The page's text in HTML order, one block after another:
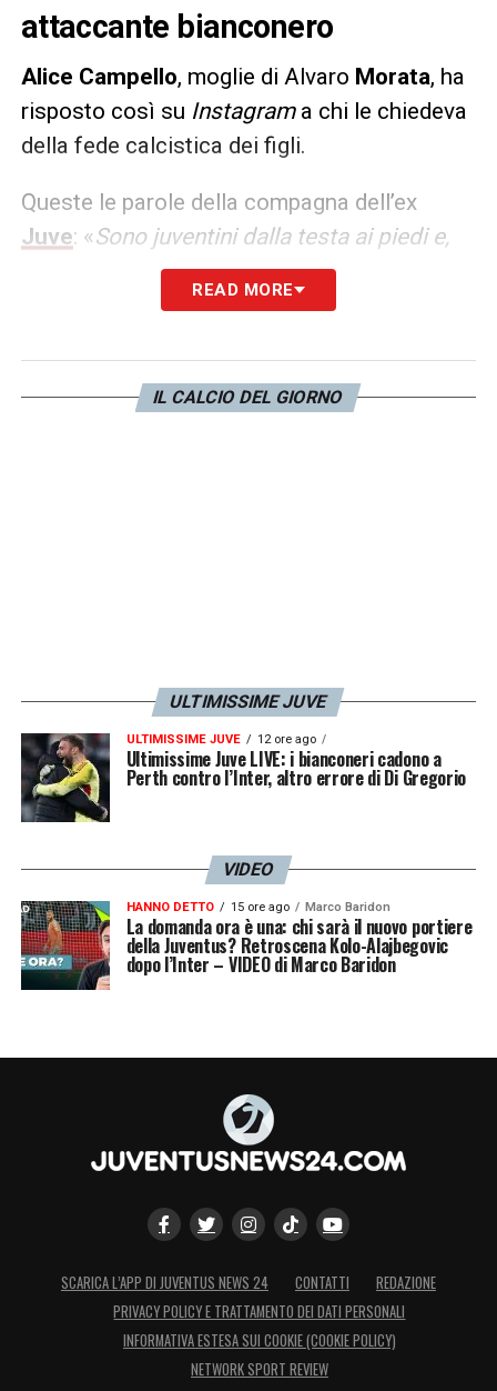
attaccante bianconero
Alice Campello, moglie di Alvaro Morata, ha
risposto così su Instagrama chi le chiedeva
della fede calcistica dei figli.
Queste le parole della compagna dell’ex
Juve: «Sono juventini dalla testa ai piedi e,
ovviamente, tifano anche Atletico Madrid
READ MORE
IL CALCIO DEL GIORNO
ULTIMISSIME JUVE
ULTIMISSIME JUVE 12 ore ago
Ultimissime Juve LIVE: i bianconeri cadono a
Perth contro l’Inter, altro errore di Di Gregorio
VIDEO
HANNO DETTO 15 ore ago Marco Baridon
La domanda ora è una: chi sarà il nuovo portiere
della Juventus? Retroscena Kolo-Alajbegovic
dopo l’Inter – VIDEO di Marco Baridon
SCARICA L’APP DI JUVENTUS NEWS 24 CONTATTI
REDAZIONE
PRIVACY POLICY E TRATTAMENTO DEI DATI PERSONALI
INFORMATIVA ESTESA SUI COOKIE (COOKIE POLICY)
NETWORK SPORT REVIEW